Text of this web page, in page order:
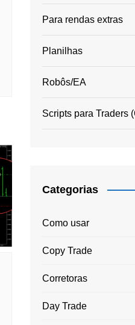
Para rendas extras
Planilhas
Robôs/EA
Scripts para Traders
Categorias
Como usar
Copy Trade
Corretoras
Day Trade